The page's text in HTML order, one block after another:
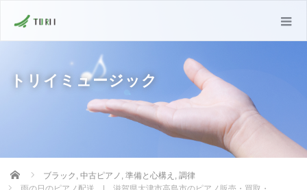
トリイミュージック
Home ブラック , 中古ピアノ , 準備と心構え , 調律